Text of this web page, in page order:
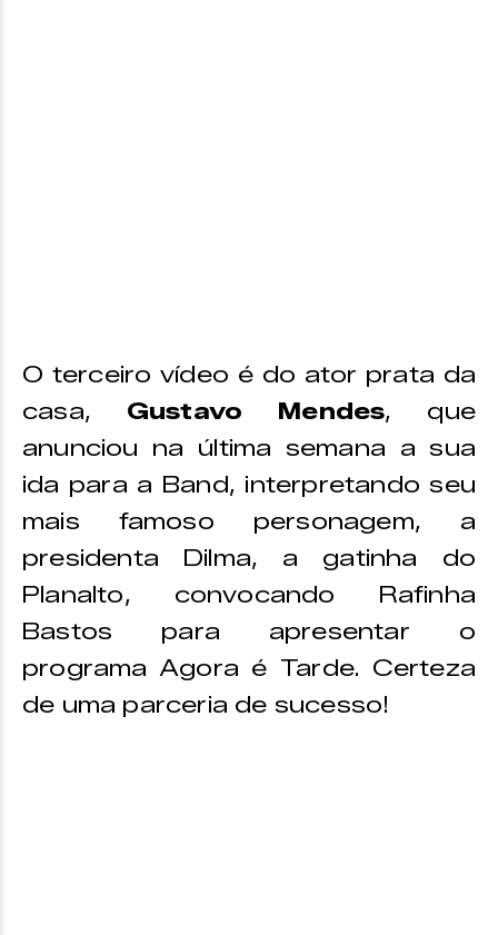
O terceiro vídeo é do ator prata da
casa, Gustavo Mendes, que
anunciou na última semana a sua
ida para a Band, interpretando seu
mais famoso personagem, a
presidenta Dilma, a gatinha do
Planalto, convocando Rafinha
Bastos para apresentar o
programa Agora é Tarde. Certeza
de uma parceria de sucesso!